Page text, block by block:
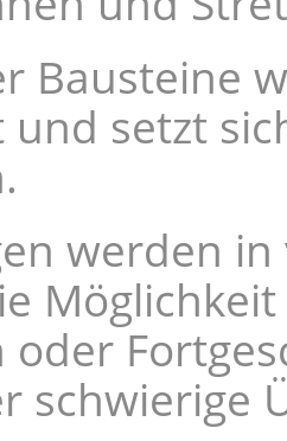
Bausteine
setzt
werden
oder
schwierige